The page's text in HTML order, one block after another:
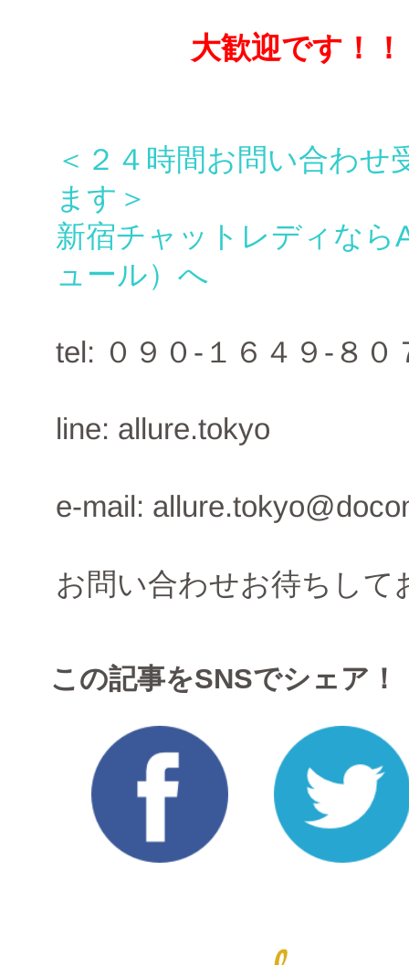
大歓迎です！
＜２４時間お問い合わせ
ます＞
新宿チャットレディなら
ュール）へ
tel: ０９０-１６４９-８０
line: allure.tokyo
e-mail:
お問い合わせお待ちして
この記事をSNSでシェア！